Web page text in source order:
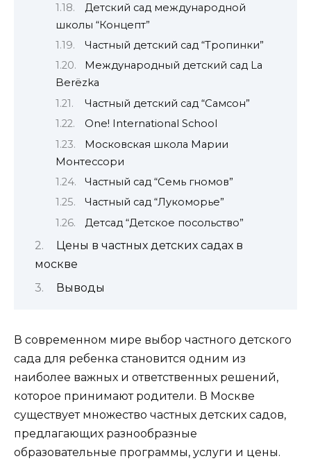
Детский сад международной
школы “Концепт”
Частный детский сад “Тропинки”
Международный детский сад La
Berёzkа
Частный детский сад “Самсон”
One! International School
Московская школа Марии
Монтессори
Частный сад “Семь гномов”
Частный сад “Лукоморье”
Детсад “Детское посольство”
Цены в частных детских садах в
москве
Выводы
В современном мире выбор частного детского
сада для ребенка становится одним из
наиболее важных и ответственных решений,
которое принимают родители. В Москве
существует множество частных детских садов,
предлагающих разнообразные
образовательные программы, услуги и цены.